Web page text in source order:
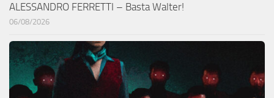
ALESSANDRO FERRETTI – Basta Walter!
06/08/2026